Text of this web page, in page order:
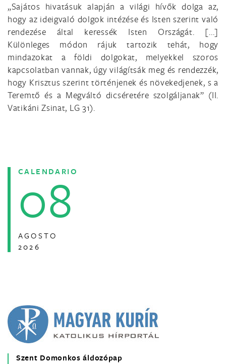
„Sajátos hivatásuk alapján a világi hívők dolga az,
hogy az ideigvaló dolgok intézése és Isten szerint való
rendezése által keressék Isten Országát. [...]
Különleges módon rájuk tartozik tehát, hogy
mindazokat a földi dolgokat, melyekkel szoros
kapcsolatban vannak, úgy világítsák meg és rendezzék,
hogy Krisztus szerint történjenek és növekedjenek, s a
Teremtő és a Megváltó dicséretére szolgáljanak” (II.
Vatikáni Zsinat, LG 31).
CALENDARIO
08
AGOSTO
2026
Szent Domonkos áldozópap